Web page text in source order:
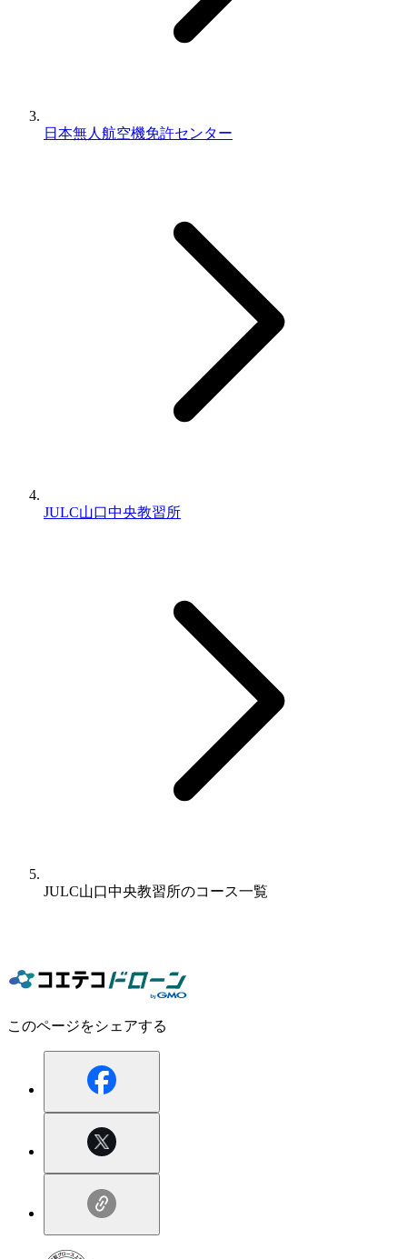
日本無人航空機免許センター
JULC山口中央教習所
JULC山口中央教習所のコース一覧
お近くの他スクールの情報も調べる！
このページをシェアする